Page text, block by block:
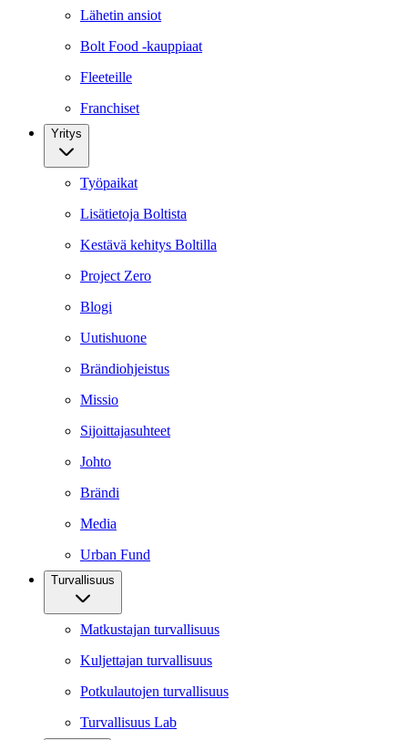
Lähetin ansiot
Bolt Food -kauppiaat
Fleeteille
Franchiset
Yritys
Työpaikat
Lisätietoja Boltista
Kestävä kehitys Boltilla
Project Zero
Blogi
Uutishuone
Brändiohjeistus
Missio
Sijoittajasuhteet
Johto
Brändi
Media
Urban Fund
Turvallisuus
Matkustajan turvallisuus
Kuljettajan turvallisuus
Potkulautojen turvallisuus
Turvallisuus Lab